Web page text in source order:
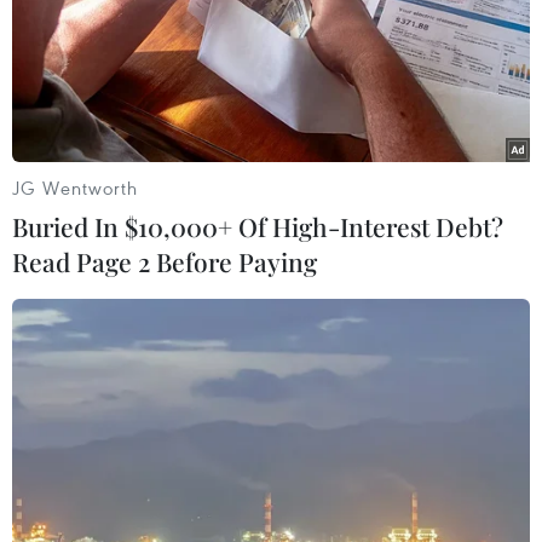
TIN LIÊN QUAN
JG Wentworth
Buried In $10,000+ Of High-Interest Debt?
Read Page 2 Before Paying